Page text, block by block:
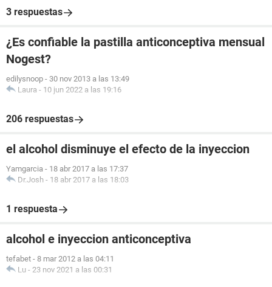
3 respuestas
¿Es confiable la pastilla anticonceptiva mensual
Nogest?
edilysnoop - 30 nov 2013 a las 13:49
Laura - 10 jun 2022 a las 19:16
206 respuestas
el alcohol disminuye el efecto de la inyeccion
Yamgarcia - 18 abr 2017 a las 17:37
Dr.Josh - 18 abr 2017 a las 18:03
1 respuesta
alcohol e inyeccion anticonceptiva
tefabet - 8 mar 2012 a las 04:11
Lu - 23 nov 2021 a las 00:31